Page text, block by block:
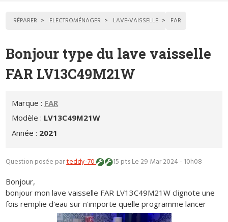
RÉPARER ELECTROMÉNAGER LAVE-VAISSELLE FAR
Bonjour type du lave vaisselle
FAR LV13C49M21W
Marque : FAR
Modèle : LV13C49M21W
Année : 2021
Question posée parteddy-70 15 ptsLe 29 Mar 2024 - 10h08
Bonjour,
bonjour mon lave vaisselle FAR LV13C49M21W clignote une
fois remplie d'eau sur n'importe quelle programme lancer